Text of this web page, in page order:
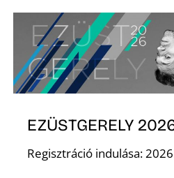
EZÜSTGERELY
Regisztráció indulása: